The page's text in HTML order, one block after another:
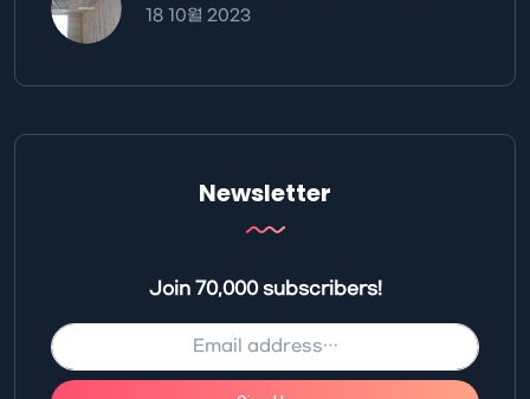
18 10월 2023
Newsletter
Join 70,000 subscribers!